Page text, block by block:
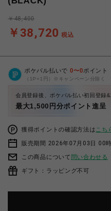
￥38,720 税込
￥48,400
ポケパル払いで 0〜0ポイント
（1P=1円）※キャンペーン分除く
会員登録後、ポケパル払い初回登録
最大1,500円分ポイント進呈
獲得ポイントの確認方法はこち
販売期間 2026年07月03日 00
この商品について 問い合わせる
ギフト：ラッピング不可